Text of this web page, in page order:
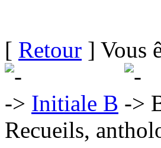
[ Retour ] Vous
Initiale B
Recueils,